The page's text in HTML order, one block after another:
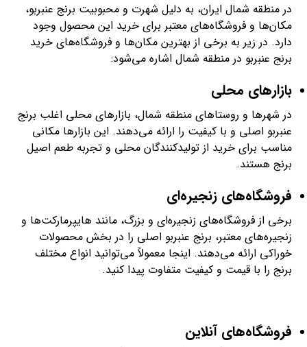
در منطقه شمال ایران، به دلیل شهرت و محبوبیت برنج عنبربو،
مکان‌ها و فروشگاه‌های معتبر برای خرید این محصول وجود
دارد. در زیر به برخی از بهترین مکان‌ها و فروشگاه‌های خرید
برنج عنبربو در منطقه شمال اشاره می‌شود:
بازارهای محلی
در شهرها و روستاهای منطقه شمال، بازارهای محلی اغلب برنج
عنبربو اصلی و با کیفیت را ارائه می‌دهند. این بازارها مکانی
مناسب برای خرید از تولیدکنندگان محلی و تجربه طعم اصیل
برنج هستند.
فروشگاه‌های زنجیره‌ای
برخی از فروشگاه‌های زنجیره‌ای و بزرگ، مانند هایپرمارکت‌ها و
زنجیره‌های معتبر، برنج عنبربو اصلی را در بخش محصولات
خوراکی ارائه می‌دهند. اینجا معمولاً می‌توانید انواع مختلف
برنج را با قیمت و کیفیت متفاوت پیدا کنید.
فروشگاه‌های آنلاین